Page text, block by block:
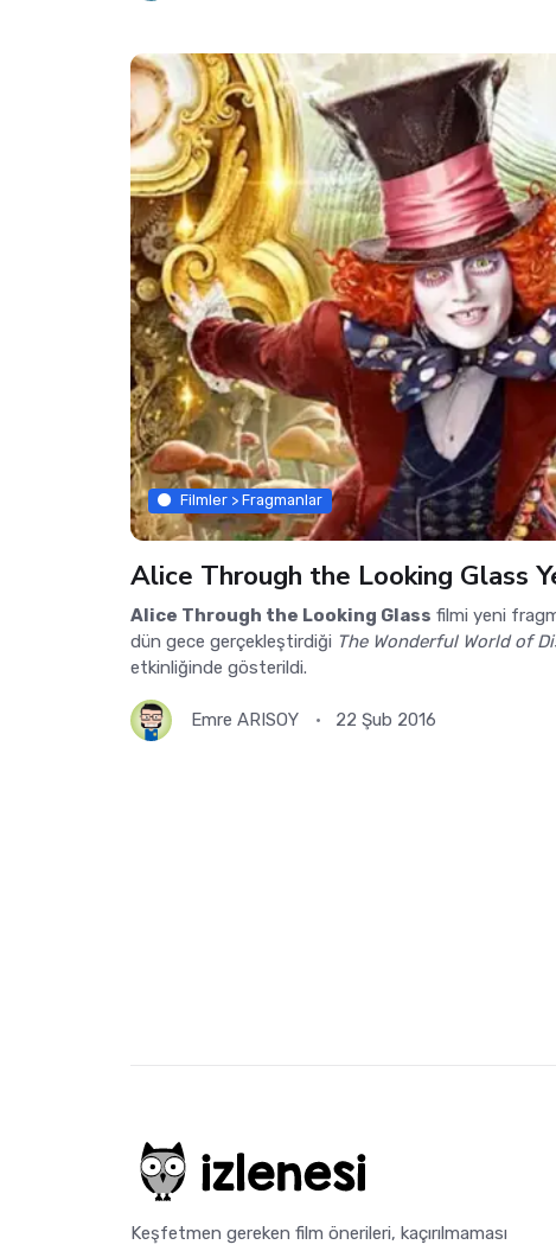
Filmler > Fragmanlar
Alice Through the Looking Glass
Alice Through the Looking Glass filmi yeni
dün gece gerçekleştirdiği The Wonderful World of
etkinliğinde gösterildi.
Emre ARISOY 22 Şub 2016
Keşfetmen gereken film önerileri, kaçırılmaması